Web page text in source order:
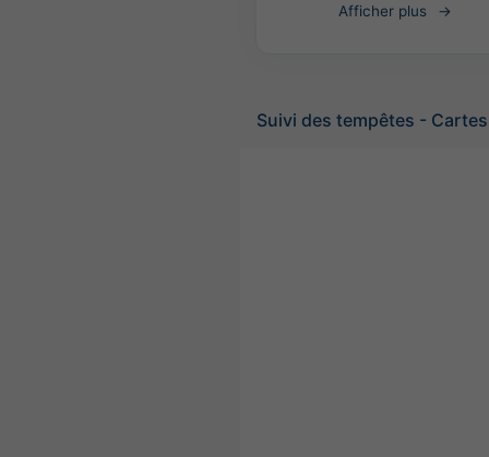
Afficher plus
Suivi des tempêtes -